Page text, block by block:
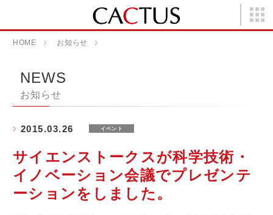
HOME お知らせ
NEWS
お知らせ
2015.03.26 イベント
サイエンストークスが科学技術・
イノベーション会議でプレゼンテ
ーションをしました。